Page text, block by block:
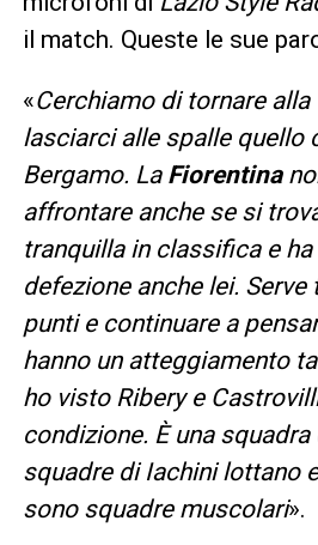
il match. Queste le sue
«Cerchiamo di tornare
lasciarci alle spalle quello
Bergamo. La Fiorentina
affrontare anche se si
tranquilla in classifica e ha
defezione anche lei. Serve
punti e continuare a
hanno un atteggiamento
ho visto Ribery e
condizione. È una
squadre di Iachini lottano
sono squadre muscolari».